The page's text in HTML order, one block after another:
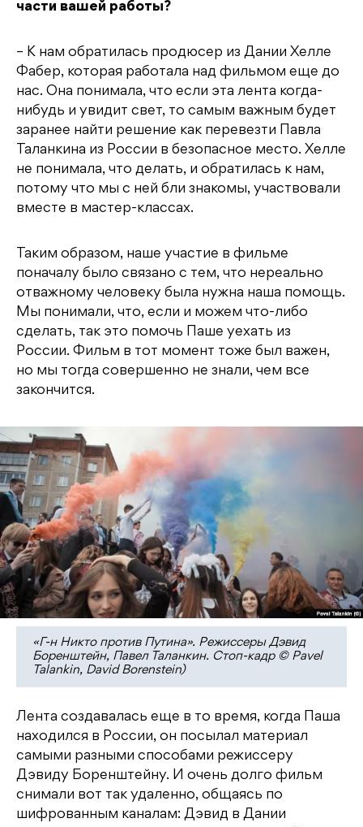
части вашей работы?
– К нам обратилась продюсер из Дании Хелле
Фабер, которая работала над фильмом еще до
нас. Она понимала, что если эта лента когда-
нибудь и увидит свет, то самым важным будет
заранее найти решение как перевезти Павла
Таланкина из России в безопасное место. Хелле
не понимала, что делать, и обратилась к нам,
потому что мы с ней бли знакомы, участвовали
вместе в мастер-классах.
Таким образом, наше участие в фильме
поначалу было связано с тем, что нереально
отважному человеку была нужна наша помощь.
Мы понимали, что, если и можем что-либо
сделать, так это помочь Паше уехать из
России. Фильм в тот момент тоже был важен,
но мы тогда совершенно не знали, чем все
закончится.
«Г-н Никто против Путина». Режиссеры Дэвид
Боренштейн, Павел Таланкин. Стоп-кадр © Pavel
Talankin, David Borenstein)
Лента создавалась еще в то время, когда Паша
находился в России, он посылал материал
самыми разными способами режиссеру
Дэвиду Боренштейну. И очень долго фильм
снимали вот так удаленно, общаясь по
шифрованным каналам: Дэвид в Дании